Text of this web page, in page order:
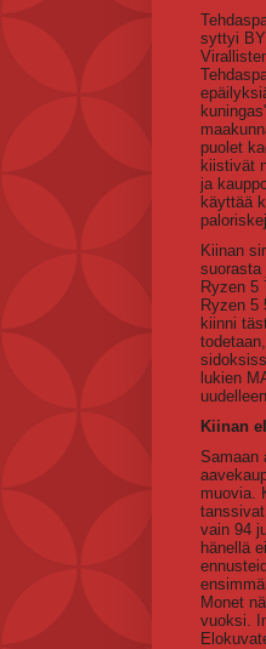
syttyi
puolet
kiistivät
ja
käyttää
Kiinan
Ryzen 5
Ryzen 5
kiinni
lukien
Kiinan
Samaan
muovia.
vain 94
hänellä
Monet
vuoksi.